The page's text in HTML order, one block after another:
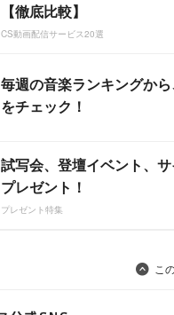
【徹底比較】
CS動画配信サービス20選
毎週の音楽ランキングか
をチェック！
試写会、登壇イベント、
プレゼント！
プレゼント特集
こ